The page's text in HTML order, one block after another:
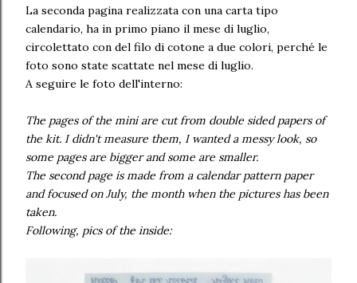
La seconda pagina realizzata con una carta tipo
calendario, ha in primo piano il mese di luglio,
circolettato con del filo di cotone a due colori, perché le
foto sono state scattate nel mese di luglio.
A seguire le foto dell'interno:
The pages of the mini are cut from double sided papers of
the kit. I didn't measure them, I wanted a messy look, so
some pages are bigger and some are smaller.
The second page is made from a calendar pattern paper
and focused on July, the month when the pictures has been
taken.
Following, pics of the inside: